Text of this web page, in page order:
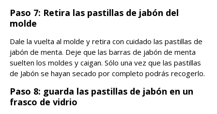
Paso 7: Retira las pastillas de jabón del
molde
Dale la vuelta al molde y retira con cuidado las pastillas de
jabón de menta. Deje que las barras de jabón de menta
suelten los moldes y caigan. Sólo una vez que las pastillas
de Jabón se hayan secado por completo podrás recogerlo.
Paso 8: guarda las pastillas de jabón en un
frasco de vidrio